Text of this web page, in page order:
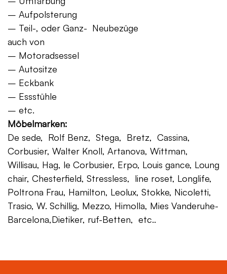
– Aufpolsterung
– Teil-, oder Ganz- Neubezüge
auch von
– Motoradsessel
– Autositze
– Eckbank
– Essstühle
– etc.
Möbelmarken:
De sede, Rolf Benz, Stega, Bretz, Cassina,
Corbusier, Walter Knoll, Artanova, Wittman,
Willisau, Hag, le Corbusier, Erpo, Louis gance, Loung
chair, Chesterfield, Stressless, line roset, Longlife,
Poltrona Frau, Hamilton, Leolux, Stokke, Nicoletti,
Trasio, W. Schillig, Mezzo, Himolla, Mies Vanderuhe-
Barcelona,Dietiker, ruf-Betten, etc..